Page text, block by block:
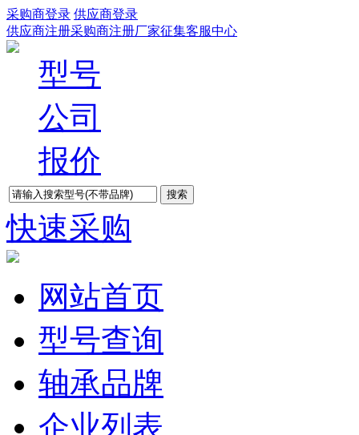
采购商登录 供应商登录
供应商注册采购商注册厂家征集客服中心
型号
公司
报价
快速采购
网站首页
型号查询
轴承品牌
企业列表